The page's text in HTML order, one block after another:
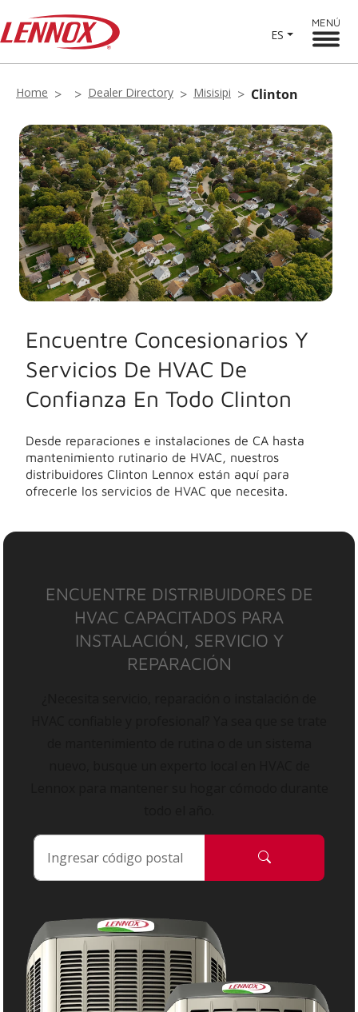
ES
MENÚ
Home Dealer Directory Misisipi Clinton
Encuentre Concesionarios Y
Servicios De HVAC De
Confianza En Todo Clinton
Desde reparaciones e instalaciones de CA hasta
mantenimiento rutinario de HVAC, nuestros
distribuidores Clinton Lennox están aquí para
ofrecerle los servicios de HVAC que necesita.
ENCUENTRE DISTRIBUIDORES DE
HVAC CAPACITADOS PARA
INSTALACIÓN, SERVICIO Y
REPARACIÓN